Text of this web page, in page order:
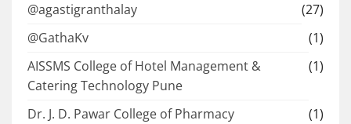
@agastigranthalay
(27)
@GathaKv
(1)
AISSMS College of Hotel Management &
Catering Technology Pune
(1)
Dr. J. D. Pawar College of Pharmacy
(1)